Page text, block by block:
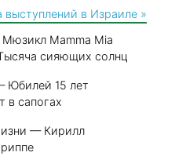
в Израиле »
Mamma Mia
сияющих солнц
Юбилей 15 лет
в сапогах
— Кирилл